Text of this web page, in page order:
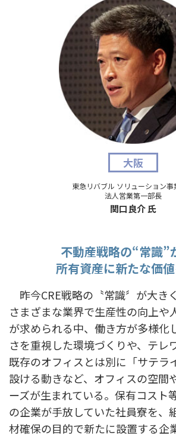
大阪
東急リバブル ソリューション事
法人営業第一部長
関口良介 氏
不動産戦略の“常識”
所有資産に新たな価
昨今CRE戦略の〝常識〞が大き
さまざまな業界で生産性の向上や
が求められる中、働き方が多様化
さを重視した環境づくりや、テレ
既存のオフィスとは別に「サテラ
設ける動きなど、オフィスの空間
ーズが生まれている。保有コスト
の企業が手放していた社員寮を、
材確保の目的で新たに設置する企